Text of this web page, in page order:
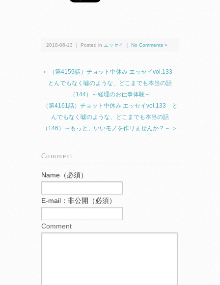
2018-06-13 ｜ Posted in エッセイ No Comments »
＜ （第4159話）チョット中休み エッセイvol.133
とんでもなく嘘のような、どこまでも本当の話
（144）～経理のお仕事体験～
（第4161話）チョット中休み エッセイvol.133 と
んでもなく嘘のような、どこまでも本当の話
（146）～もっと、いいモノを作リませんか？～ ＞
Comment
Name（必須）
E-mail：非公開（必須）
Comment